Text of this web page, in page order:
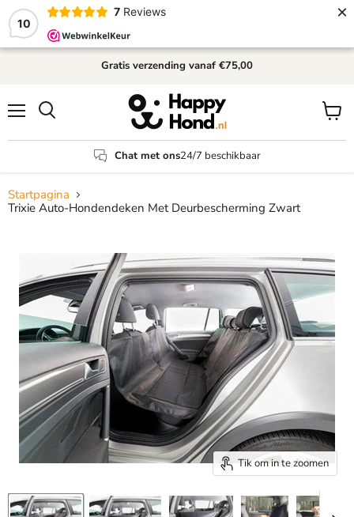
10
7 Reviews ×
Gratis verzending vanaf €75,00
Chat met ons24/7 beschikbaar
Startpagina
Trixie Auto-Hondendeken Met Deurbescherming Zwart
Tik om in te zoomen